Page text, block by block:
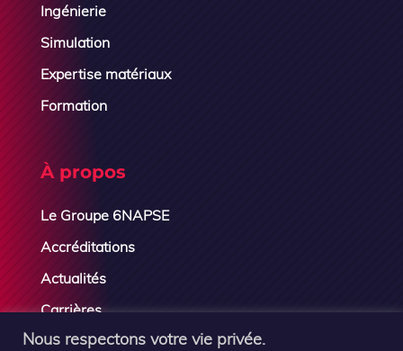
Nous respectons votre vie privée.
Ingénierie
Simulation
Expertise matériaux
Formation
À propos
Le Groupe 6NAPSE
Accréditations
Actualités
Carrières
Contactez-nous